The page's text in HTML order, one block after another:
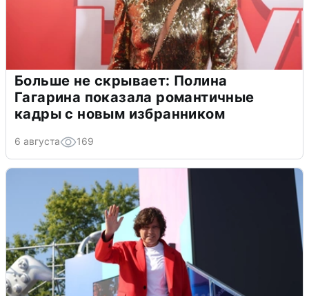
Больше не скрывает: Полина
Гагарина показала романтичные
кадры с новым избранником
6 августа 169